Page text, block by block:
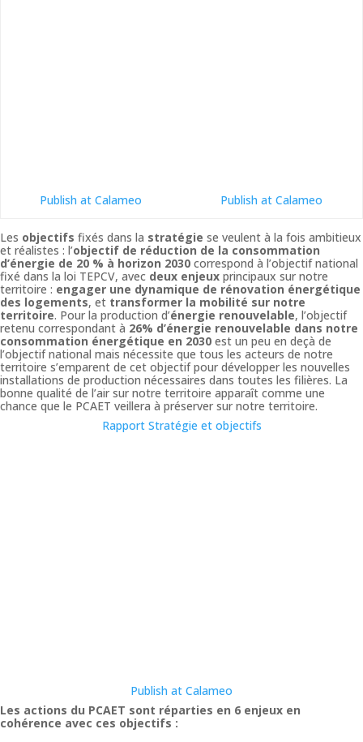
Publish at Calameo Publish at Calameo
Les objectifs fixés dans la stratégie se veulent à la fois ambitieux
et réalistes : l’objectif de réduction de la consommation
d’énergie de 20 % à horizon 2030 correspond à l’objectif national
fixé dans la loi TEPCV, avec deux enjeux principaux sur notre
territoire : engager une dynamique de rénovation énergétique
des logements, et transformer la mobilité sur notre
territoire. Pour la production d’énergie renouvelable, l’objectif
retenu correspondant à 26% d’énergie renouvelable dans notre
consommation énergétique en 2030 est un peu en deçà de
l’objectif national mais nécessite que tous les acteurs de notre
territoire s’emparent de cet objectif pour développer les nouvelles
installations de production nécessaires dans toutes les filières. La
bonne qualité de l’air sur notre territoire apparaît comme une
chance que le PCAET veillera à préserver sur notre territoire.
Rapport Stratégie et objectifs
Publish at Calameo
Les actions du PCAET sont réparties en 6 enjeux en
cohérence avec ces objectifs :